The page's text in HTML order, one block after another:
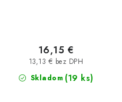
Skladom (19 ks)
13,13 € bez DPH
16,15 €